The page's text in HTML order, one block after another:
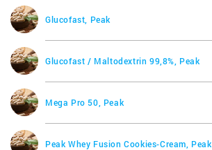
Glucofast, Peak
Glucofast / Maltodextrin 99,8%, Peak
Mega Pro 50, Peak
Peak Whey Fusion Cookies-Cream, Peak